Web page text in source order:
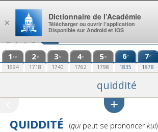
Aller au contenu
1 re
1694
2e
1718
3e
1740
4e
1762
5e
1798
6e
1835
7e
1878
quiddité
QUIDDITÉ
Prononciation
(quipeut se prononcerkui)
×
Dictionnaire de l’Académie
Télécharger ou ouvrir l’application
Disponible sur Android et iOS